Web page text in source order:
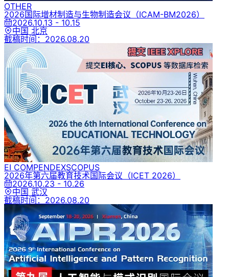
OTHER
2026国际增材制造与生物制造会议 （ICAM-BM2026）
2026.10.13 - 10.15
中国 北京
截稿时间： 2026.08.20
EI COMPENDEXSCOPUS
2026年第六届教育技术国际会议 （ICET 2026）
2026.10.23 - 10.26
中国 武汉
截稿时间： 2026.08.20